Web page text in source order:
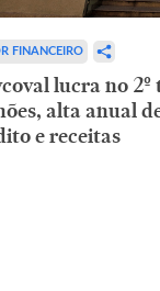
FINANCEIRO
lucra no
alta anual
e receitas